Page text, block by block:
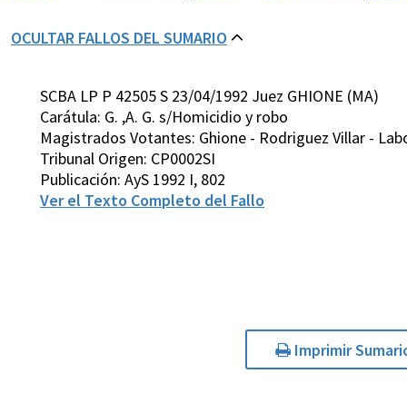
OCULTAR FALLOS DEL SUMARIO
SCBA LP P 42505 S 23/04/1992 Juez GHIONE (MA)
Carátula: G. ,A. G. s/Homicidio y robo
Magistrados Votantes: Ghione - Rodriguez Villar -
Tribunal Origen: CP0002SI
Publicación: AyS 1992 I, 802
Ver el Texto Completo del Fallo
Imprimir